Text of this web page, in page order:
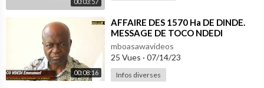
00:03:57
00:08:16
⁣AFFAIRE DES 1570 Ha DE DINDE.
MESSAGE DE TOCO NDEDI
Emmanuel; MEMBRE DU
COLLECTIF
mboasawavideos
25 Vues · 07/14/23
Infos diverses